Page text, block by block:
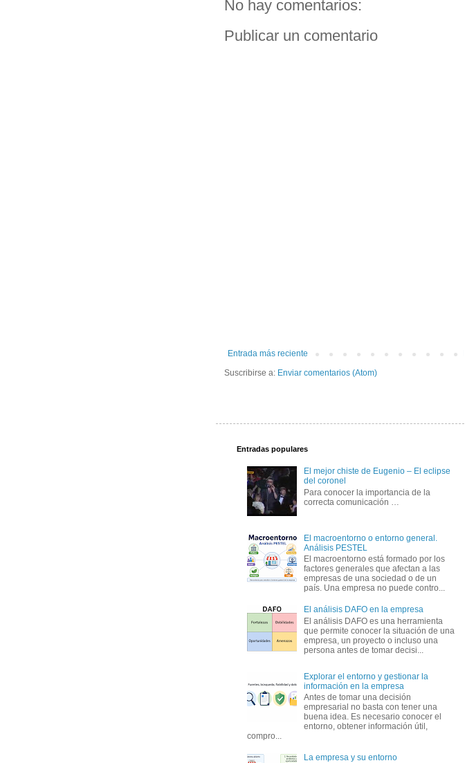
No hay comentarios:
Publicar un comentario
Entrada más reciente
Suscribirse a: Enviar comentarios (Atom)
Entradas populares
El mejor chiste de Eugenio – El eclipse
del coronel
Para conocer la importancia de la
correcta comunicación …
El macroentorno o entorno general.
Análisis PESTEL
El macroentorno está formado por los
factores generales que afectan a las
empresas de una sociedad o de un
país. Una empresa no puede contro...
El análisis DAFO en la empresa
El análisis DAFO es una herramienta
que permite conocer la situación de una
empresa, un proyecto o incluso una
persona antes de tomar decisi...
Explorar el entorno y gestionar la
información en la empresa
Antes de tomar una decisión
empresarial no basta con tener una
buena idea. Es necesario conocer el
entorno, obtener información útil,
compro...
La empresa y su entorno